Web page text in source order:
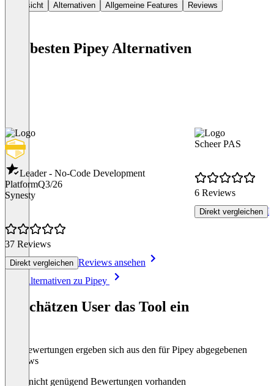
Übersicht
Alternativen Allgemeine Features Reviews
Die besten Pipey Alternativen
Leader - No-Code Development
PlatformQ3/26
Synesty
37 Reviews
Direkt vergleichen Reviews ansehen
Scheer PAS
6 Reviews
Direkt vergleichen
Alle Alternativen zu Pipey
So schätzen User das Tool ein
Die Bewertungen ergeben sich aus den für Pipey abgegebenen
Reviews
Noch nicht genügend Bewertungen vorhanden